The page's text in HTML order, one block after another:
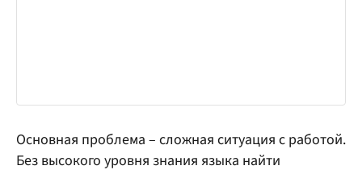
Основная проблема – сложная ситуация с работой.
Без высокого уровня знания языка найти